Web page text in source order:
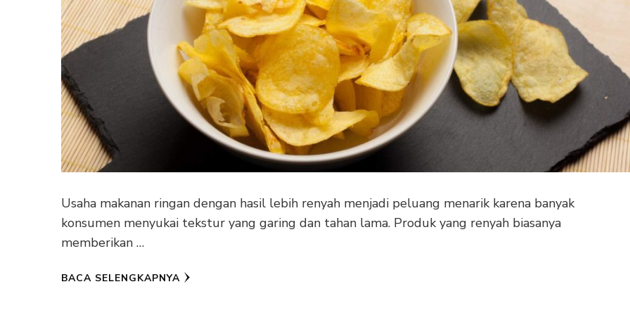
Usaha makanan ringan dengan hasil lebih renyah menjadi peluang menarik karena banyak
konsumen menyukai tekstur yang garing dan tahan lama. Produk yang renyah biasanya
memberikan …
BACA SELENGKAPNYA